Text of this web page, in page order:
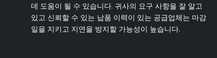
데 도움이 될 수 있습니다. 귀사의 요구 사항을 잘 알고
있고 신뢰할 수 있는 납품 이력이 있는 공급업체는 마감
일을 지키고 지연을 방지할 가능성이 높습니다.